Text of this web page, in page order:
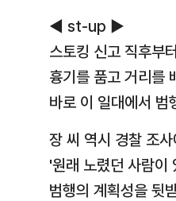
◀ st-up ▶
스토킹 신고 직후부터
흉기를 품고 거리를
바로 이 일대에서
장 씨 역시 경찰 조사
'원래 노렸던 사람이
범행의 계획성을 뒷